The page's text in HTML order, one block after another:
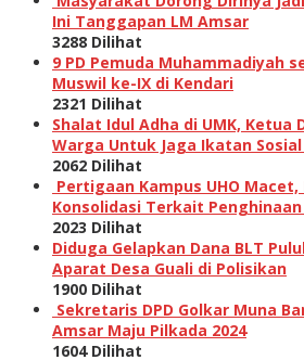
Ini Tanggapan LM Amsar
3288 Dilihat
9 PD Pemuda Muhammadiyah
Muswil ke-IX di Kendari
2321 Dilihat
Shalat Idul Adha di UMK, Ketua
Warga Untuk Jaga Ikatan
2062 Dilihat
Pertigaan Kampus UHO
Konsolidasi Terkait
2023 Dilihat
Diduga Gelapkan Dana BLT
Aparat Desa Guali di Polisikan
1900 Dilihat
Sekretaris DPD Golkar Muna
Amsar Maju Pilkada 2024
1604 Dilihat